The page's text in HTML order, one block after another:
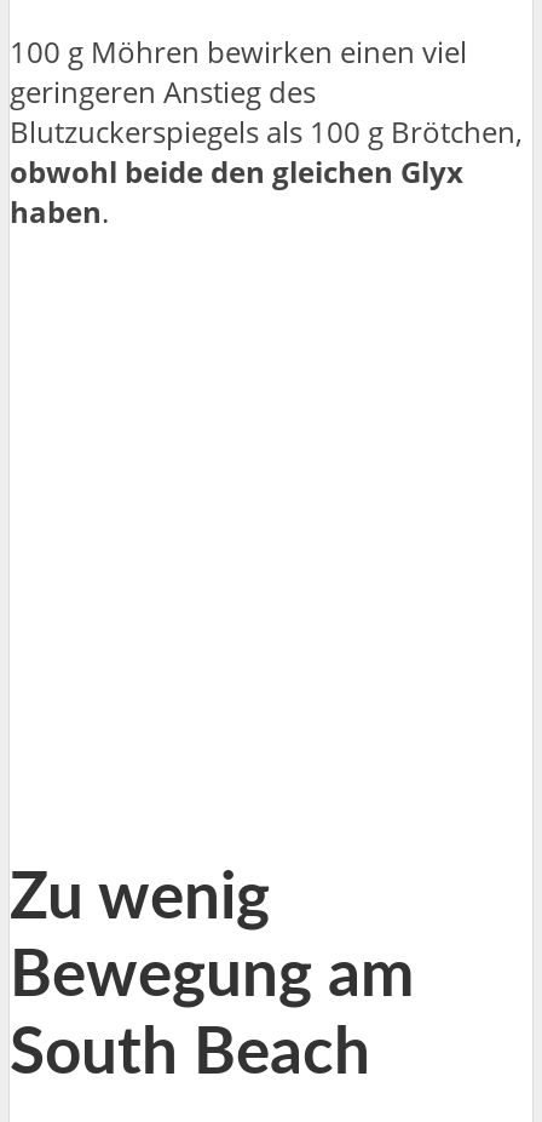
100 g Möhren bewirken einen viel
geringeren Anstieg des
Blutzuckerspiegels als 100 g Brötchen,
obwohl beide den gleichen Glyx
haben.
Zu wenig
Bewegung am
South Beach